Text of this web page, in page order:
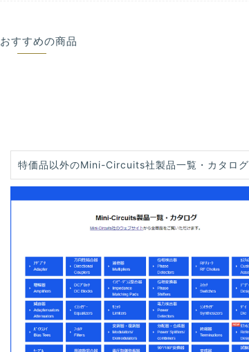
おすすめの商品
特価品以外のMini-Circuits社製品一覧・カタログ